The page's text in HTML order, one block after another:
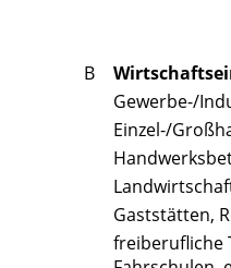
B
Gewerbe-/
Einzel-/
Gaststätten,
freiberufliche